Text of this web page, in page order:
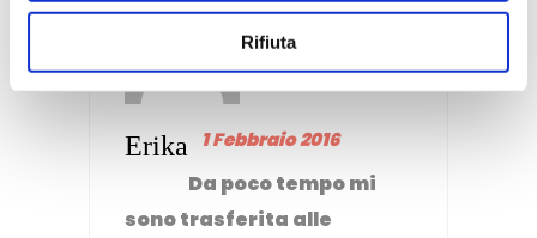
Rifiuta
Erika 1 Febbraio 2016
Da poco tempo mi
sono trasferita alle